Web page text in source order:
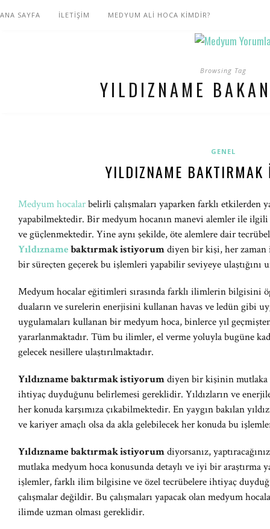
ANA SAYFA İLETİŞİM MEDYUM ALİ HOCA KİMDİR?
Browsing Tag
YILDIZNAME
GENEL
YILDIZNAME BAKTIRMAK
Medyum hocalarbelirli çalışmaları yaparken farklı etkilerden
yapabilmektedir. Bir medyum hocanın manevi alemler ile
ve güçlenmektedir. Yine aynı şekilde, öte alemlere dair
Yıldıznamebaktırmak istiyorumdiyen bir kişi, her zaman
bir süreçten geçerek bu işlemleri yapabilir seviyeye ulaştığını
Medyum hocalar eğitimleri sırasında farklı ilimlerin bilgisini
duaların ve surelerin enerjisini kullanan havas ve ledün gibi
uygulamaları kullanan bir medyum hoca, binlerce yıl
yararlanmaktadır. Tüm bu ilimler, el verme yoluyla bugüne
gelecek nesillere ulaştırılmaktadır.
Yıldızname baktırmak istiyorumdiyen bir kişinin mutlaka
ihtiyaç duyduğunu belirlemesi gereklidir. Yıldızların ve
her konuda karşımıza çıkabilmektedir. En yaygın bakılan
ve kariyer amaçlı olsa da akla gelebilecek her konuda bu
Yıldızname baktırmak istiyorumdiyorsanız,
mutlaka medyum hoca konusunda detaylı ve iyi bir araştırma
işlemler, farklı ilim bilgisine ve özel tecrübelere ihtiyaç
çalışmalar değildir. Bu çalışmaları yapacak olan medyum
ilimde uzman olması gereklidir.